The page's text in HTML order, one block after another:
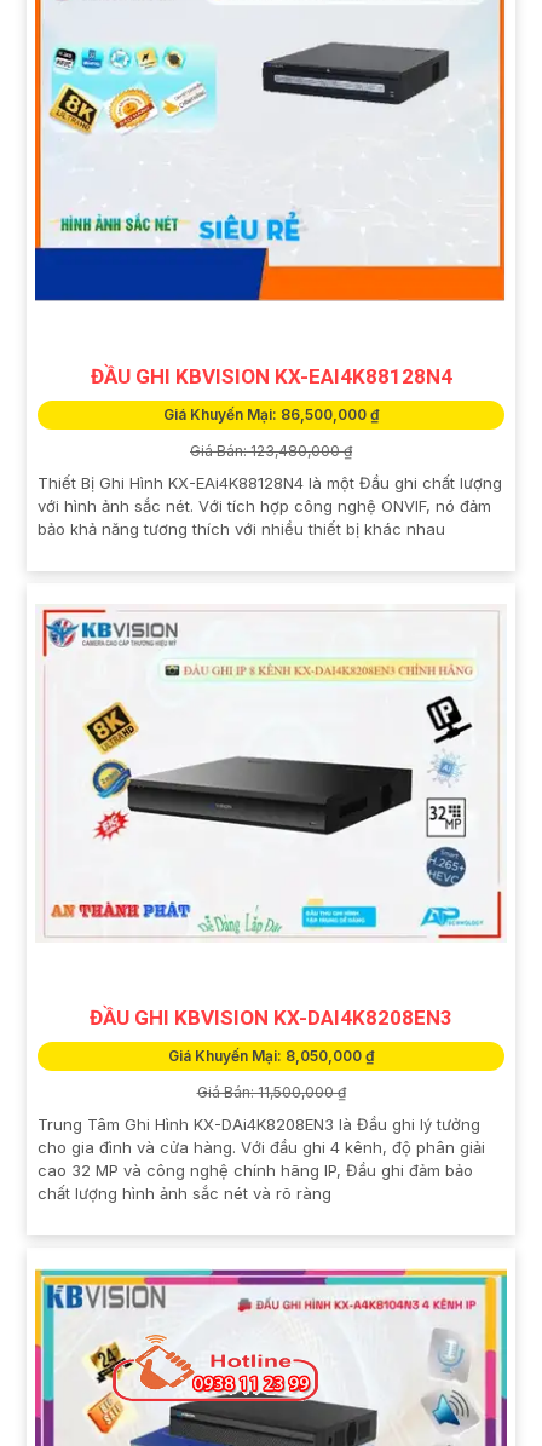
ĐẦU GHI KBVISION KX-EAI4K88128N4
Giá Khuyến Mại: 86,500,000 ₫
Giá Bán: 123,480,000 ₫
Thiết Bị Ghi Hình KX-EAi4K88128N4 là một Đầu ghi chất lượng
với hình ảnh sắc nét. Với tích hợp công nghệ ONVIF, nó đảm
bảo khả năng tương thích với nhiều thiết bị khác nhau
ĐẦU GHI KBVISION KX-DAI4K8208EN3
Giá Khuyến Mại: 8,050,000 ₫
Giá Bán: 11,500,000 ₫
Trung Tâm Ghi Hình KX-DAi4K8208EN3 là Đầu ghi lý tưởng
cho gia đình và cửa hàng. Với đầu ghi 4 kênh, độ phân giải
cao 32 MP và công nghệ chính hãng IP, Đầu ghi đảm bảo
chất lượng hình ảnh sắc nét và rõ ràng